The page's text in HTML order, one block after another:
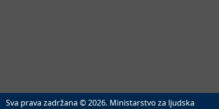
Sva prava zadržana © 2026. Ministarstvo za ljudska